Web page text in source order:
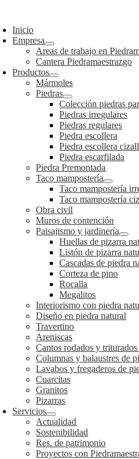
contenido
Inicio
Empresa
Areas de trabajo en
Cantera Piedramaestrazgo
Productos
Mármoles
Piedras
Colección piedras
Piedras irregulares
Piedras regulares
Piedra escollera
Piedra escollera
Piedra escarfilada
Piedra Premontada
Taco mampostería
Taco mampostería
Taco mampostería
Obra civil
Muros de contención
Paisajismo y jardinería
Huellas de pizarra
Listón de pizarra
Cascadas de piedra
Corteza de pino
Rocalla
Megalitos
Interiorismo con piedra
Diseño en piedra natural
Travertino
Areniscas
Cantos rodados y
Columnas y balaustres de
Lavabos y fregaderos de
Cuarcitas
Granitos
Pizarras
Servicios
Actualidad
Sostenibilidad
Res. de patrimonio
Proyectos con